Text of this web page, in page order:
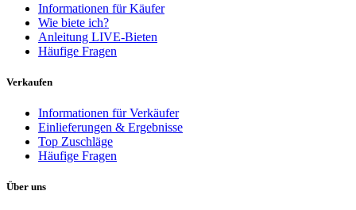
Informationen für Käufer
Wie biete ich?
Anleitung LIVE-Bieten
Häufige Fragen
Verkaufen
Informationen für Verkäufer
Einlieferungen & Ergebnisse
Top Zuschläge
Häufige Fragen
Über uns